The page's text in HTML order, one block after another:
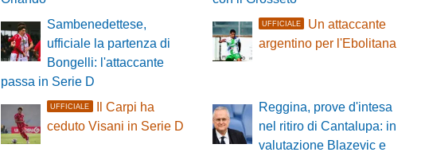
Sambenedettese,
ufficiale la partenza di
Bongelli: l'attaccante
passa in Serie D
UFFICIALE
Un attaccante
argentino per l'Ebolitana
UFFICIALE
Il Carpi ha
ceduto Visani in Serie D
Reggina, prove d'intesa
nel ritiro di Cantalupa: in
valutazione Blazevic e